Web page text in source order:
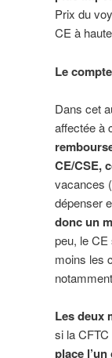
Prix du
CE à
Le
Dans cet
affectée à
CE/CSE,
vacances
dépenser
donc un
peu, le
moins les
Les deux
si la
place l’un